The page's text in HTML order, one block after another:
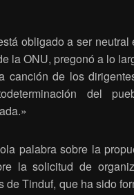
obligado a ser neutral
la ONU, pregonó a lo
canción de los
del
palabra sobre la
la solicitud de
de Tinduf, que ha sido